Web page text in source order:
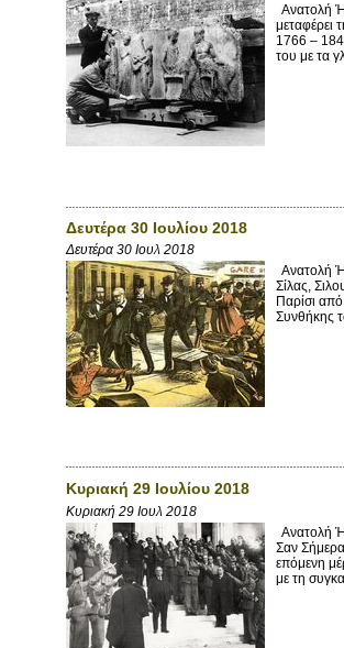
Ανατολή
1766 –
του με τα
Δευτέρα 30 Ιουλίου 2018
Δευτέρα 30 Ιουλ 2018
Ανατολή
Σίλας,
Παρίσι
Συνθήκης
Κυριακή 29 Ιουλίου 2018
Κυριακή 29 Ιουλ 2018
Ανατολή
Σαν
επόμενη
με τη